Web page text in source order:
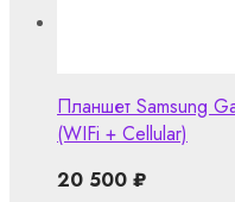
Планшет Samsung
(WIFi + Cellular)
20 500 ₽